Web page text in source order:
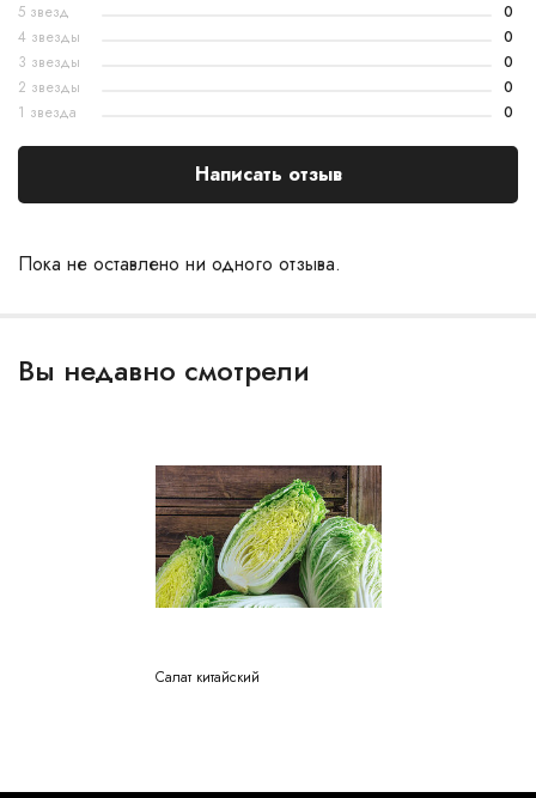
Пока не оставлено ни одного отзыва.
5 звезд
0
4 звезды
0
3 звезды
0
2 звезды
0
1 звезда
0
Написать отзыв
Вы недавно смотрели
Салат китайский